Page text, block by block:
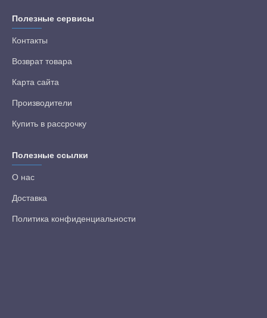
Полезные сервисы
Контакты
Возврат товара
Карта сайта
Производители
Купить в рассрочку
Полезные ссылки
О нас
Доставка
Политика конфиденциальности